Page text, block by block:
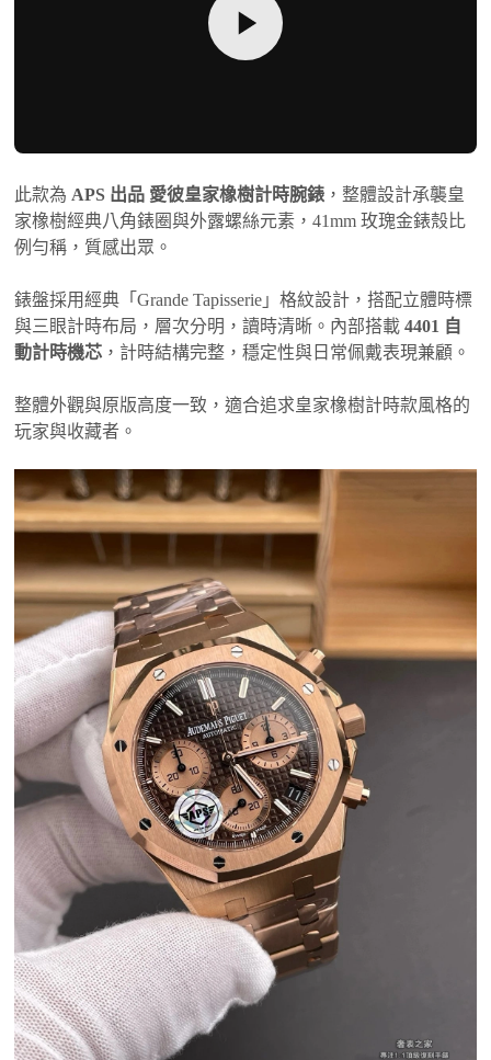
此款為 APS 出品 愛彼皇家橡樹計時腕錶 ，整體設計承襲皇
家橡樹經典八角錶圈與外露螺絲元素，41mm 玫瑰金錶殼比
例勻稱，質感出眾。
錶盤採用經典「Grande Tapisserie」格紋設計，搭配立體時標
與三眼計時布局，層次分明，讀時清晰。內部搭載4401 自
動計時機芯 ，計時結構完整，穩定性與日常佩戴表現兼顧。
整體外觀與原版高度一致，適合追求皇家橡樹計時款風格的
玩家與收藏者。